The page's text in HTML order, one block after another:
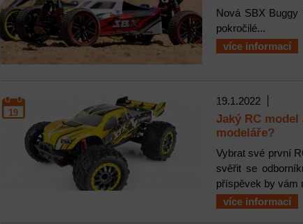
Nová SBX
pokročilé...
více informací
19
19.1.2022
Jaký RC
modeláře?
Vybrat své první
svěřit se
příspěvek by vám
více informací